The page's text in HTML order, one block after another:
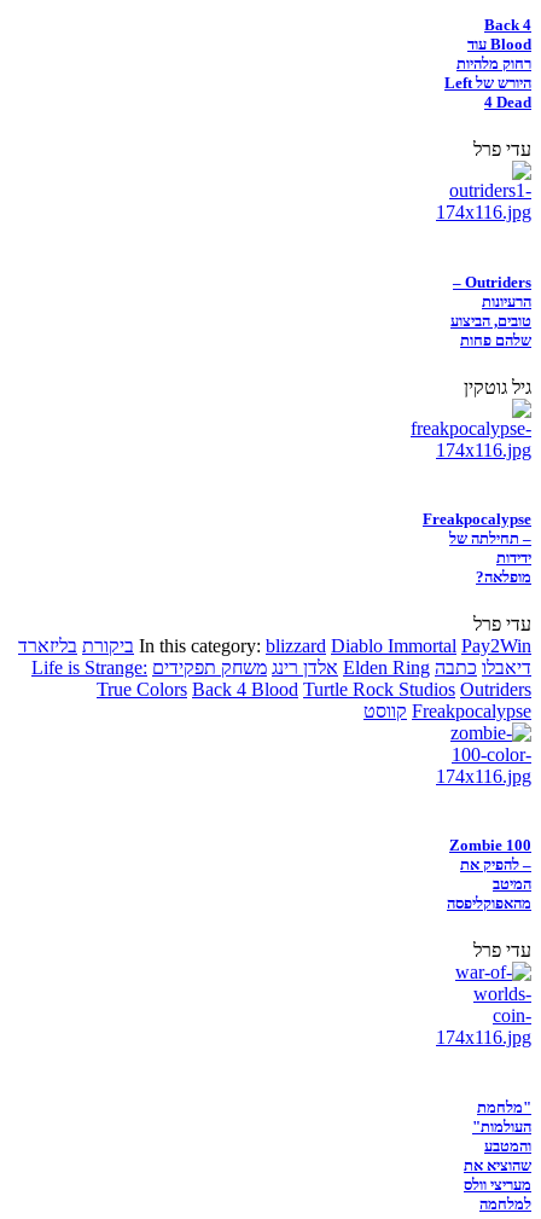
Back 4
Blood עוד
רחוק מלהיות
היורש של Left
4 Dead
עדי פרל
Outriders –
הרעיונות
טובים, הביצוע
שלהם פחות
גיל גוטקין
Freakpocalypse
– תחילתה של
ידידות
מופלאה?
עדי פרל
In this category: blizzard Diablo Immortal Pay2Win ביקורת בליזארד
דיאבלו כתבה Elden Ring אלדן רינג משחק תפקידים Life is Strange:
True Colors Back 4 Blood Turtle Rock Studios Outriders
Freakpocalypse קווסט
Zombie 100
– להפיק את
המיטב
מהאפוקליפסה
עדי פרל
"מלחמת
העולמות"
והמטבע
שהוציא את
מעריצי וולס
למלחמה